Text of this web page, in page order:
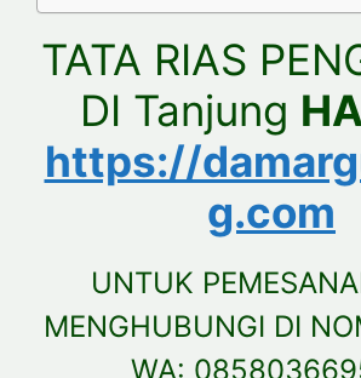
TATA RIAS
DI Tanjung
https://
g.com
UNTUK
MENGHUBUNGI DI
WA: